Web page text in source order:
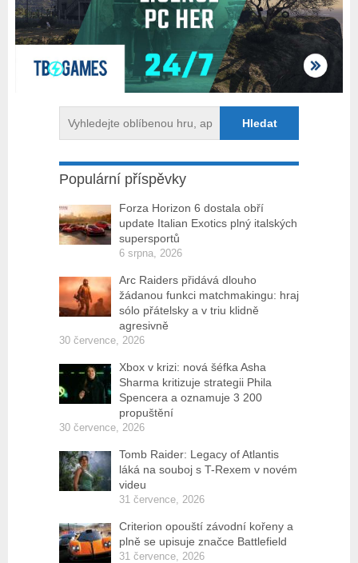
Populární příspěvky
Forza Horizon 6 dostala obří
update Italian Exotics plný italských
supersportů
6 srpna, 2026
Arc Raiders přidává dlouho
žádanou funkci matchmakingu: hraj
sólo přátelsky a v triu klidně
agresivně
30 července, 2026
Xbox v krizi: nová šéfka Asha
Sharma kritizuje strategii Phila
Spencera a oznamuje 3 200
propuštění
30 července, 2026
Tomb Raider: Legacy of Atlantis
láká na souboj s T-Rexem v novém
videu
31 července, 2026
Criterion opouští závodní kořeny a
plně se upisuje značce Battlefield
31 července, 2026